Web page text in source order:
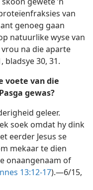
van
genoeg gaan
natuurlike wyse van
na die aparte
30, 31.
voete van die
gewas?
geleer.
soek omdat hy dink
eerder Jesus se
mekaar te dien
onaangenaam of
13:12-17).—6/15,